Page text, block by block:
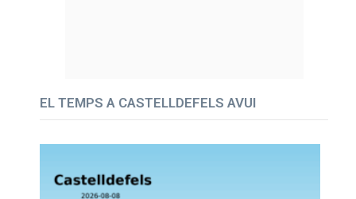
EL TEMPS A CASTELLDEFELS AVUI